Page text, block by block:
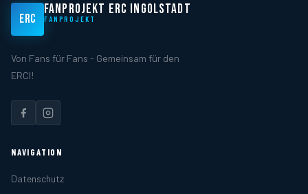
ERC
FANPROJEKT ERC INGOLSTADT
FANPROJEKT
Von Fans für Fans - Gemeinsam für den
ERCI!
NAVIGATION
Datenschutz